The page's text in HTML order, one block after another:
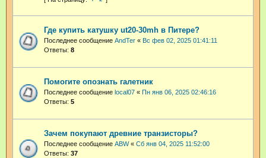
Где купить катушку ut20-30mh в Питере?
Последнее сообщение AndTer « Вс фев 02, 2025 01:41:11
Ответы: 8
Помогите опознать галетник
Последнее сообщение local07 « Пн янв 06, 2025 02:46:16
Ответы: 5
Зачем покупают древние транзисторы?
Последнее сообщение ABW« Сб янв 04, 2025 11:52:00
Ответы: 37